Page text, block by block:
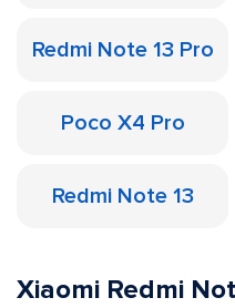
Redmi Note 13 Pro
Poco X4 Pro
Redmi Note 13
Xiaomi Redmi